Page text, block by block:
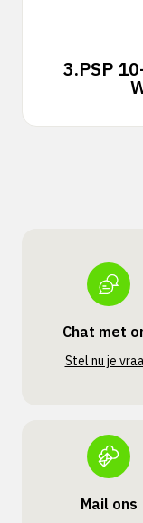
3.PSP
Chat met
Stel nu je
Mail ons